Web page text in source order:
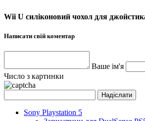
Wii U силіконовий чохол для
Написати свій коментар
Ваше ім'я
Число з картинки
Sony Playstation 5